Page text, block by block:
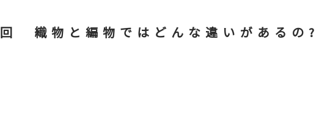
織物と編物ではどんな違いがあるの?